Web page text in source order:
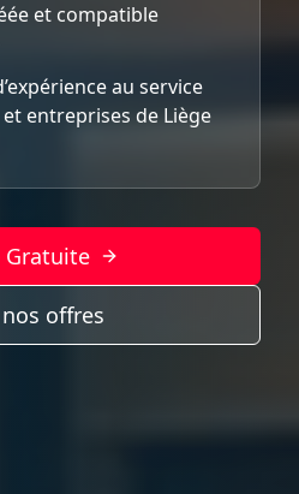
et compatible
au service
entreprises de Liège
Gratuite
offres